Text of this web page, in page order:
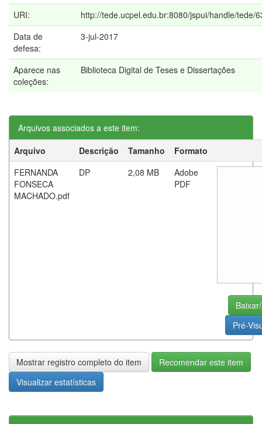
URI:
http://tede.ucpel.edu.br:8080/jspui/handle/tede/
Data de
defesa:
3-jul-2017
Aparece nas
coleções:
Biblioteca Digital de Teses e Dissertações
Arquivos associados a este item:
Arquivo
Descrição Tamanho
Formato
FERNANDA
FONSECA
MACHADO.pdf
DP 2,08 MB
Adobe
PDF
Pré-
Mostrar registro completo do item
Recomendar este item
Visualizar estatísticas